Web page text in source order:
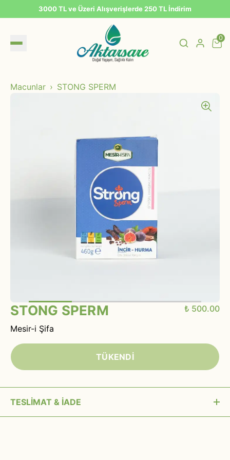
3000 TL ve Üzeri Alışverişlerde 250 TL İndirim
0
Macunlar STONG SPERM
STONG SPERM
₺ 500.00
Mesir-i Şifa
TÜKENDİ
TESLİMAT & İADE